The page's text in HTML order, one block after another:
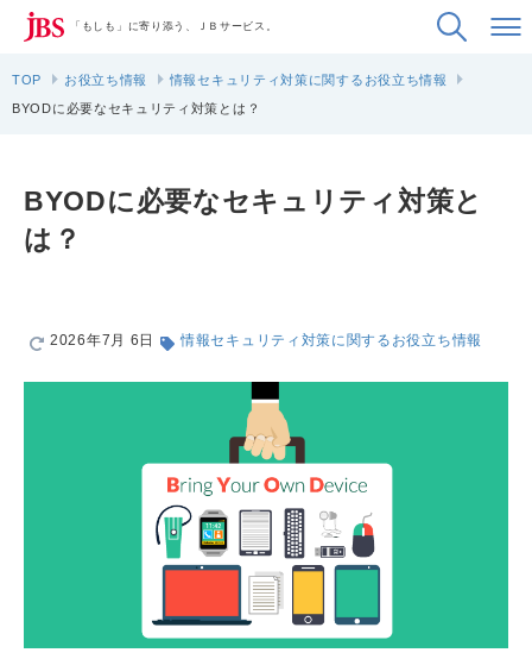
「もしも」に寄り添う、ＪＢサービス。
TOP お役立ち情報
情報セキュリティ対策に関するお役立ち情報
BYODに必要なセキュリティ対策とは？
BYODに必要なセキュリティ対策と
は？
2026年7月 6日 情報セキュリティ対策に関するお役立ち情報